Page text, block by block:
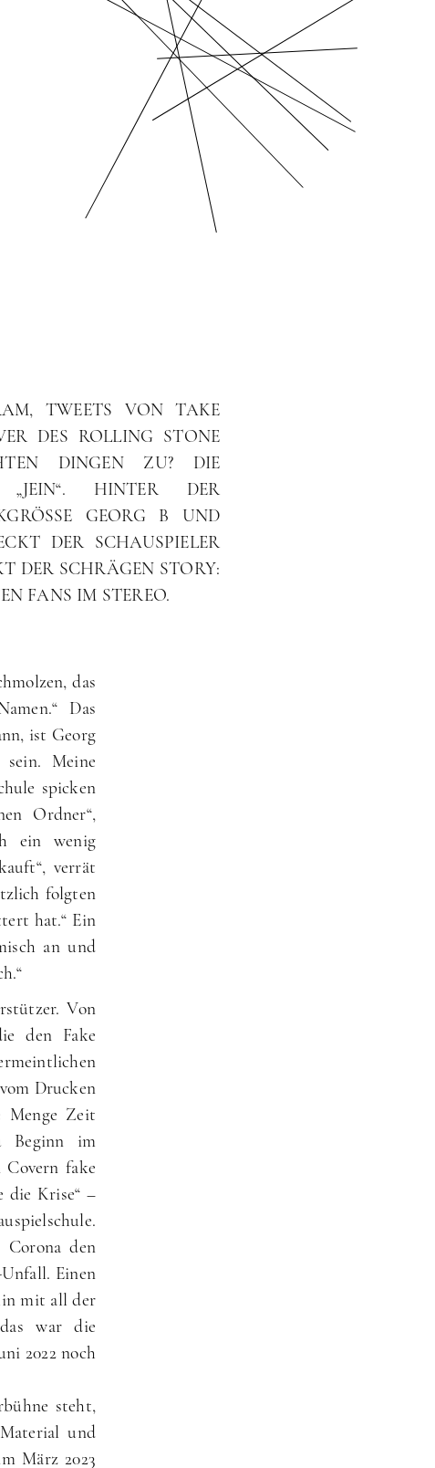
TWEETS VON TAKE
DES ROLLING STONE
DINGEN ZU? DIE
„JEIN“. HINTER DER
GEORG B UND
DER SCHAUSPIELER
DER SCHRÄGEN STORY:
FANS IM STEREO.
das
Das
ist Georg
Meine
spicken
Ordner“,
ein wenig
verrät
folgten
hat.“ Ein
an und
Von
den Fake
Drucken
Menge Zeit
Beginn im
fake
die Krise“ –
den
Einen
mit all der
war die
2022 noch
steht,
und
März 2023